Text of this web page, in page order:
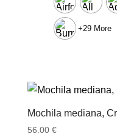
+29 More
Mochila mediana,
56.00 €